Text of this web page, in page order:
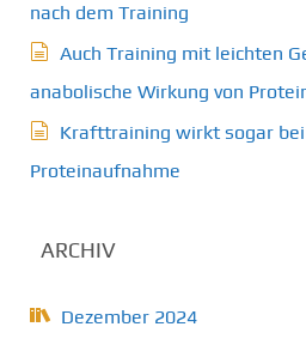
nach dem Training
Auch Training mit leichten
anabolische Wirkung von
Krafttraining wirkt sogar
Proteinaufnahme
ARCHIV
Dezember 2024